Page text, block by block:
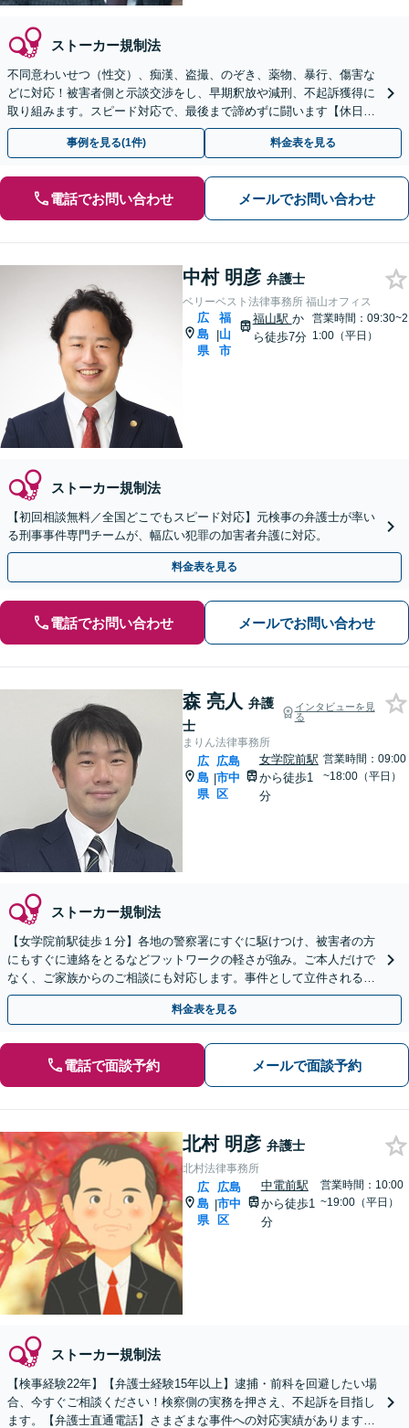
ストーカー規制法
不同意わいせつ（性交）、痴漢、盗撮、のぞき、薬物、暴行、傷害な
どに対応！被害者側と示談交渉をし、早期釈放や減刑、不起訴獲得に
取り組みます。スピード対応で、最後まで諦めずに闘います【休日・
夜間対応】【女学院前駅1分】【弁護士歴15年以上】
事例を見る(1件) 料金表を見る
電話でお問い合わせ メールでお問い合わせ
中村 明彦 弁護士
ベリーベスト法律事務所 福山オフィス
広
島
県
|
福
山
市
福山駅 か
ら徒歩7分
営業時間：09:30~2
1:00（平日）
ストーカー規制法
【初回相談無料／全国どこでもスピード対応】元検事の弁護士が率い
る刑事事件専門チームが、幅広い犯罪の加害者弁護に対応。
料金表を見る
電話でお問い合わせ メールでお問い合わせ
森 亮人 弁護
士
インタビューを見
る
まりん法律事務所
広
島
県
|
広島
市中
区
女学院前駅
から徒歩1
分
営業時間：09:00
~18:00（平日）
ストーカー規制法
【女学院前駅徒歩１分】各地の警察署にすぐに駆けつけ、被害者の方
にもすぐに連絡をとるなどフットワークの軽さが強み。ご本人だけで
なく、ご家族からのご相談にも対応します。事件として立件される前
のご相談にも対応できます。
料金表を見る
電話で面談予約 メールで面談予約
北村 明彦 弁護士
北村法律事務所
広
島
県
|
広島
市中
区
中電前駅
から徒歩1
分
営業時間：10:00
~19:00（平日）
ストーカー規制法
【検事経験22年】【弁護士経験15年以上】逮捕・前科を回避したい場
合、今すぐご相談ください！検察側の実務を押さえ、不起訴を目指し
ます。【弁護士直通電話】さまざまな事件への対応実績があります。